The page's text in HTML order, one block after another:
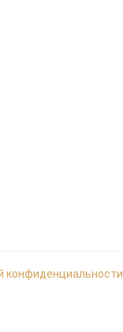
конфиденциальности